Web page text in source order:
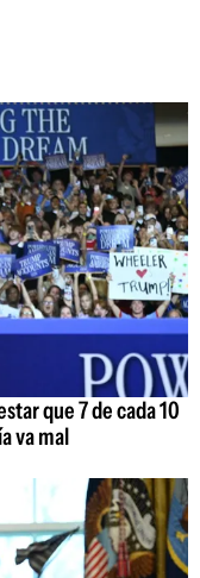
que 7 de cada 10
va mal